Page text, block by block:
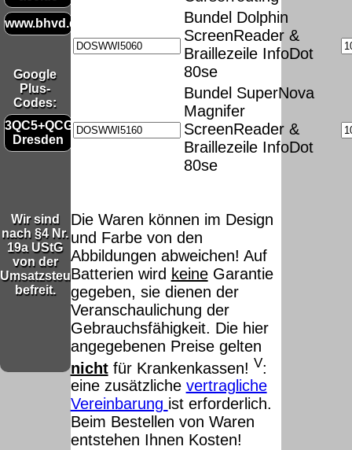
www.bhvd.de
Google
Plus-
Codes:
3QC5+QCG
Dresden
Wir sind
nach §4 Nr.
19a UStG
von der
Umsatzsteuer
befreit.
Bundel Dolphin
ScreenReader &
Braillezeile InfoDot
80se
Bundel SuperNova
Magnifer
ScreenReader &
Braillezeile InfoDot
80se
Die Waren können im Design
und Farbe von den
Abbildungen abweichen! Auf
Batterien wird keineGarantie
gegeben, sie dienen der
Veranschaulichung der
Gebrauchsfähigkeit. Die hier
angegebenen Preise gelten
nichtfür Krankenkassen! V:
eine zusätzliche vertragliche
Vereinbarung ist erforderlich.
Beim Bestellen von Waren
entstehen Ihnen Kosten!